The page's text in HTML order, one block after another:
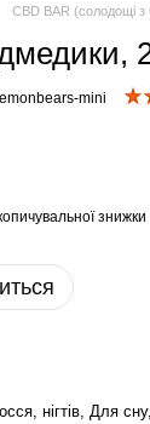
CBD BAR (солодощі з
mini
знижки
нігтів, Для